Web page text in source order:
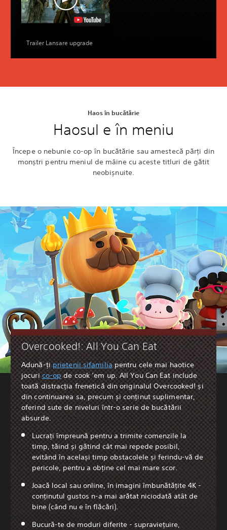
Trailer Lansare upgrade
Haos în bucătărie
Haosul e în meniu
Începe o nebunie co-op în bucătărie sau amestecă părți din
monștri pentru meniul de mâine cu aceste titluri de gătit
neobișnuite.
Overcooked!: All You Can Eat
Adună-țiprietenii șifamiliapentru cele mai haotice
jocurico-opde cook ‘em up. All You Can Eat include
toată distracția frenetică din originalul Overcooked! și
din continuarea sa, precum și conținut suplimentar,
oferind sute de niveluri într-o serie de bucătării
absurde.
Lucrați împreună pentru a trimite comenzile la
timp, tăind și gătind cât mai repede posibil,
evitând în același timp obstacolele și ferindu-vă de
pericole, pentru a obține cel mai mare scor.
Joacă local sau online, în imagini îmbunătățite 4K -
conținutul gustos n-a mai arătat niciodată atât de
bine (când nu e în flăcări).
Bucură-te de moduri diferite - supraviețuire,